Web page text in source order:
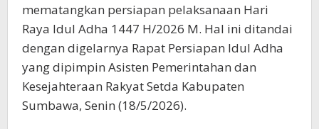
mematangkan persiapan pelaksanaan Hari
Raya Idul Adha 1447 H/2026 M. Hal ini ditandai
dengan digelarnya Rapat Persiapan Idul Adha
yang dipimpin Asisten Pemerintahan dan
Kesejahteraan Rakyat Setda Kabupaten
Sumbawa, Senin (18/5/2026).